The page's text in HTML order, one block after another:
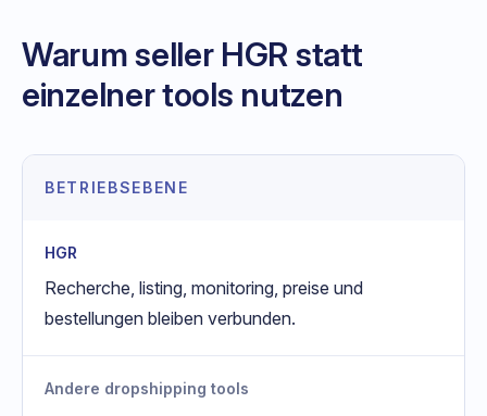
Warum seller HGR statt
einzelner tools nutzen
BETRIEBSEBENE
HGR
Recherche, listing, monitoring, preise und
bestellungen bleiben verbunden.
Andere dropshipping tools